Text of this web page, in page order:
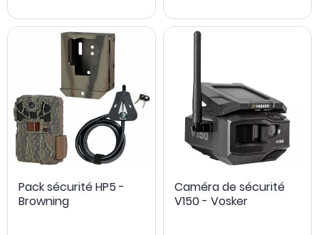
Pack sécurité HP5 -
Browning
Caméra de sécurité
V150 - Vosker